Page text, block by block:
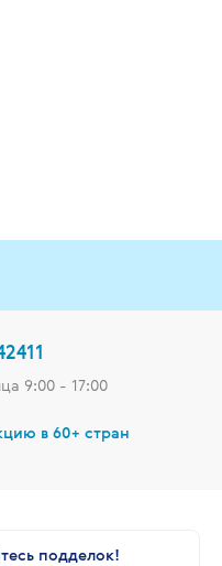
9:00 - 17:00
в 60+ стран
подделок!